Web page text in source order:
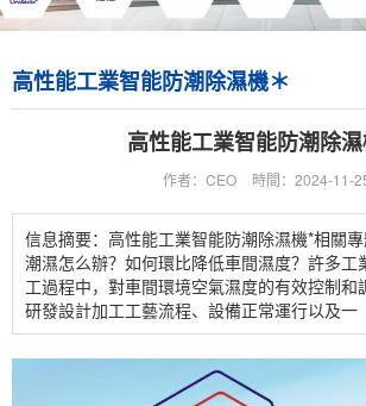
高性能工業智能防潮除濕機＊
高性能工業智能防潮除
作者：CEO 時間：2024-11-
信息摘要：高性能工業智能防潮除濕機*相關
潮濕怎么辦？如何環比降低車間濕度？許多工
工過程中，對車間環境空氣濕度的有效控制和
研發設計加工工藝流程、設備正常運行以及一